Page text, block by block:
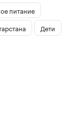
питание
Дети